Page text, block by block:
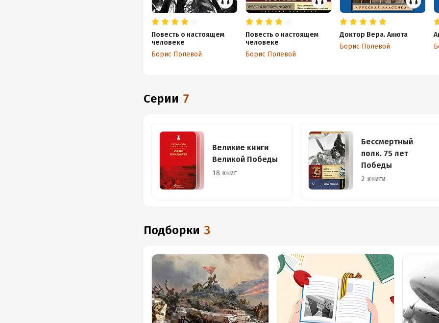
Повесть о настоящем
человеке
Борис Полевой
Повесть о настоящем
человеке
Борис Полевой
Доктор Вера. Анюта
Борис Полевой
Серии 7
Великие книги
Великой Победы
18 книг
Бессмертный
полк. 75 лет
Победы
2 книги
Подборки 3